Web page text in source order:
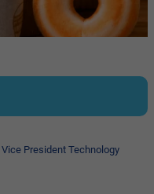
President Technology